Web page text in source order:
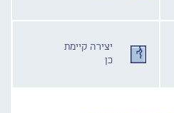
יצירה קיימת
כן